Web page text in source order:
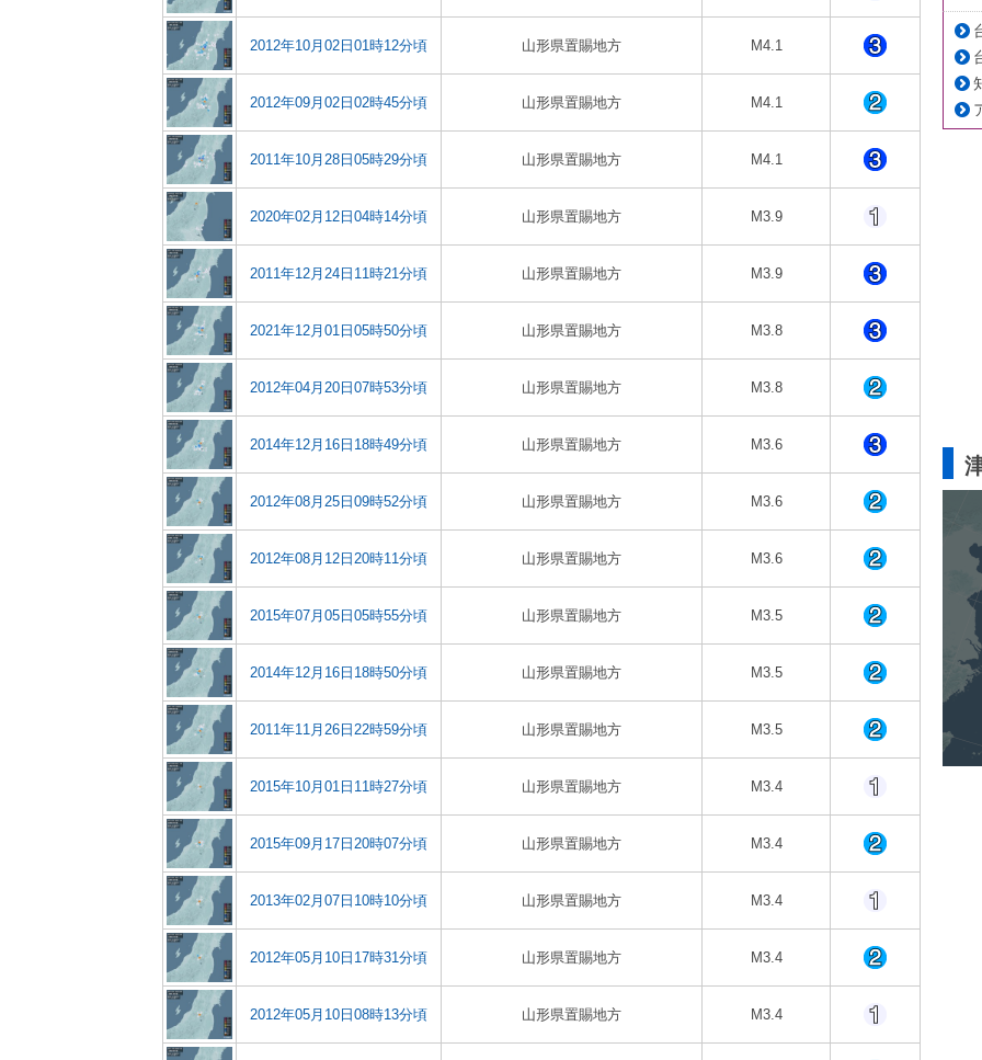
2012年10月02日01時12分頃 山形県置賜地方 M4.1
2012年09月02日02時45分頃 山形県置賜地方 M4.1
2011年10月28日05時29分頃 山形県置賜地方 M4.1
2020年02月12日04時14分頃 山形県置賜地方 M3.9
2011年12月24日11時21分頃 山形県置賜地方 M3.9
2021年12月01日05時50分頃 山形県置賜地方 M3.8
2012年04月20日07時53分頃 山形県置賜地方 M3.8
2014年12月16日18時49分頃 山形県置賜地方 M3.6
2012年08月25日09時52分頃 山形県置賜地方 M3.6
2012年08月12日20時11分頃 山形県置賜地方 M3.6
2015年07月05日05時55分頃 山形県置賜地方 M3.5
2014年12月16日18時50分頃 山形県置賜地方 M3.5
2011年11月26日22時59分頃 山形県置賜地方 M3.5
2015年10月01日11時27分頃 山形県置賜地方 M3.4
2015年09月17日20時07分頃 山形県置賜地方 M3.4
2013年02月07日10時10分頃 山形県置賜地方 M3.4
2012年05月10日17時31分頃 山形県置賜地方 M3.4
2012年05月10日08時13分頃 山形県置賜地方 M3.4